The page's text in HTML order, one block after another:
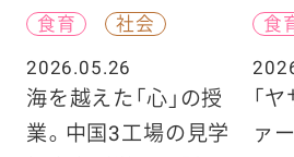
食育
社会
2026.05.26
海を越えた「心」の授
業。中国3工場の見学
食
「
ァ